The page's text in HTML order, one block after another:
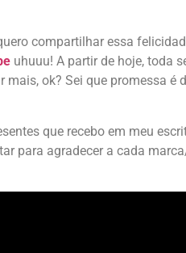
compartilhar essa
uhuuu! A partir de hoje, toda
ok? Sei que promessa é
que recebo em meu
para agradecer a cada